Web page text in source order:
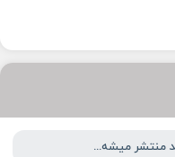
منتشر میشه...